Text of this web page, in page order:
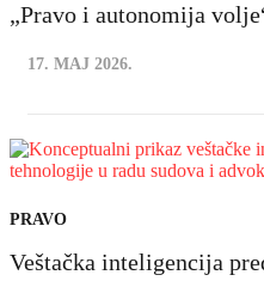
„Pravo i autonomija
17. MAJ 2026.
PRAVO
Veštačka inteligencija